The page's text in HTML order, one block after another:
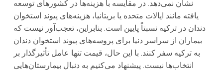
نشان نمی‌دهد. در مقایسه با هزینه‌ها در کشورهای توسعه
یافته مانند ایالات متحده یا بریتانیا، هزینه‌های پیوند استخوان
دندان در ترکیه نسبتاً پایین است. بنابراین، تعجب‌آور نیست که
بیماران از سراسر دنیا برای پروسه‌های پیوند استخوان دندان
به ترکیه سفر کنند. با این حال، قیمت تنها عامل تأثیرگذار بر
انتخاب‌ها نیست. پیشنهاد می‌کنیم به دنبال بیمارستان‌هایی